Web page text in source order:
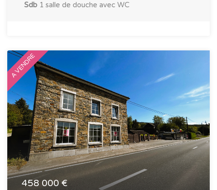
Sdb 1 salle de douche avec WC
A VENDRE
458 000 €